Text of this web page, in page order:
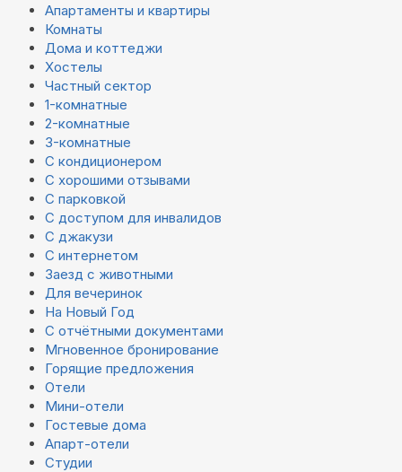
Апартаменты и квартиры
Комнаты
Дома и коттеджи
Хостелы
Частный сектор
1-комнатные
2-комнатные
3-комнатные
С кондиционером
С хорошими отзывами
С парковкой
С доступом для инвалидов
С джакузи
С интернетом
Заезд с животными
Для вечеринок
На Новый Год
С отчётными документами
Мгновенное бронирование
Горящие предложения
Отели
Мини-отели
Гостевые дома
Апарт-отели
Студии